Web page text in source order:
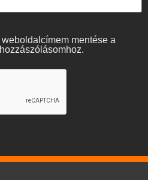
mentése a